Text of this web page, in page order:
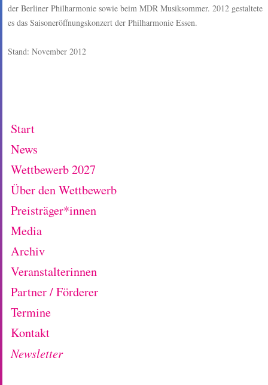
der Berliner Philharmonie sowie beim MDR Musiksommer. 2012 gestaltete
es das Saisoneröffnungskonzert der Philharmonie Essen.
Stand: November 2012
Start
News
Wettbewerb 2027
Über den Wettbewerb
Preisträger*innen
Media
Archiv
Veranstalterinnen
Partner / Förderer
Termine
Kontakt
Newsletter